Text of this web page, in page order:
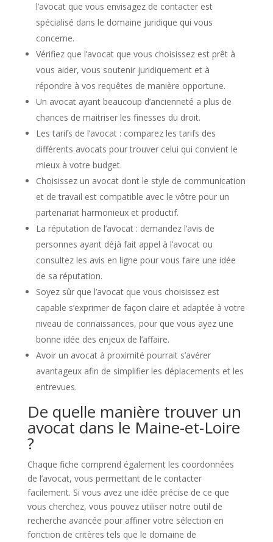
l’avocat que vous envisagez de contacter est
spécialisé dans le domaine juridique qui vous
concerne.
Vérifiez que l’avocat que vous choisissez est prêt à
vous aider, vous soutenir juridiquement et à
répondre à vos requêtes de manière opportune.
Un avocat ayant beaucoup d’ancienneté a plus de
chances de maitriser les finesses du droit.
Les tarifs de l’avocat : comparez les tarifs des
différents avocats pour trouver celui qui convient le
mieux à votre budget.
Choisissez un avocat dont le style de communication
et de travail est compatible avec le vôtre pour un
partenariat harmonieux et productif.
La réputation de l’avocat : demandez l’avis de
personnes ayant déjà fait appel à l’avocat ou
consultez les avis en ligne pour vous faire une idée
de sa réputation.
Soyez sûr que l’avocat que vous choisissez est
capable s’exprimer de façon claire et adaptée à votre
niveau de connaissances, pour que vous ayez une
bonne idée des enjeux de l’affaire.
Avoir un avocat à proximité pourrait s’avérer
avantageux afin de simplifier les déplacements et les
entrevues.
De quelle manière trouver un
avocat dans le Maine-et-Loire
?
Chaque fiche comprend également les coordonnées
de l’avocat, vous permettant de le contacter
facilement. Si vous avez une idée précise de ce que
vous cherchez, vous pouvez utiliser notre outil de
recherche avancée pour affiner votre sélection en
fonction de critères tels que le domaine de